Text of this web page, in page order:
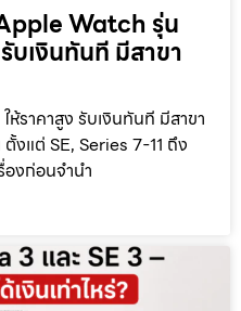
Watch รุ่น
บเงินทันที มีสาขา
ราคาสูง รับเงินทันที มีสาขา
งแต่ SE, Series 7-11 ถึง
องก่อนจำนำ